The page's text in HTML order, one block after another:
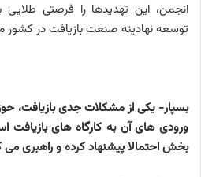
انجمن، این تهدیدها را فرصتی
توسعه نهادینه صنعت بازیافت در کشور
بسپار- یکی از مشکلات جدی بازیافت،
ورودی های آن به کارگاه های بازیافت
بخش احتمالا پیشنهاد کرده و راهبری می